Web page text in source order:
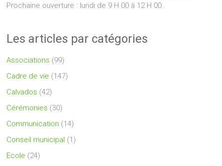
Prochaine ouverture : lundi de 9 H 00 à 12 H 00 .
Les articles par catégories
Associations (99)
Cadre de vie (147)
Calvados (42)
Cérémonies (30)
Communication (14)
Conseil municipal (1)
Ecole (24)